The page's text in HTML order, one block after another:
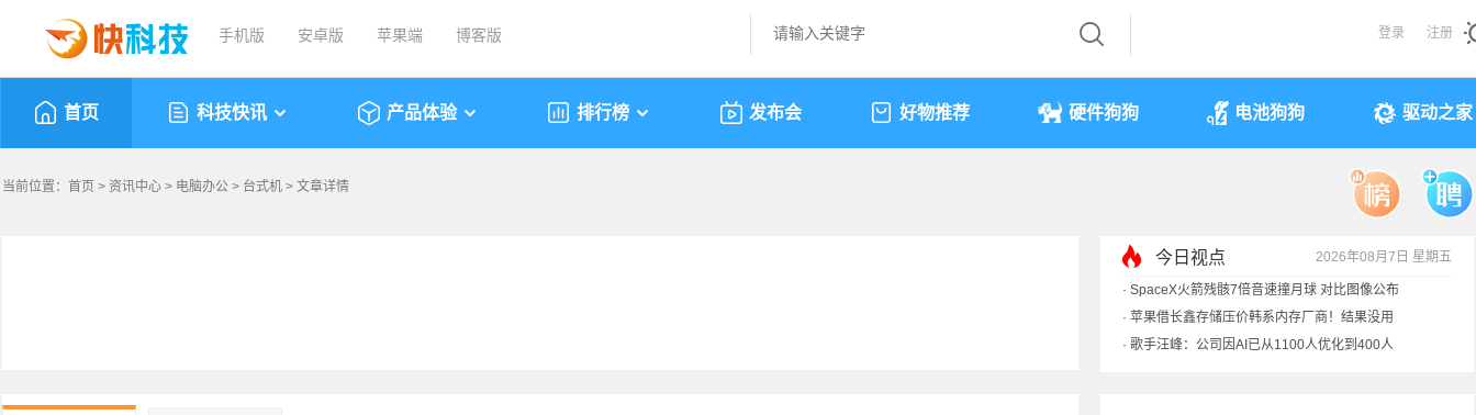
手机版 安卓版 苹果端 博客版 登录 注册
首页 科技快讯 产品体验 排行榜 发布会 好物推荐 硬件狗狗 电池狗狗 驱动之家
当前位置： 首页 > 资讯中心 > 电脑办公 > 台式机 > 文章详情
今日视点 2026年08月7日 星期五
· SpaceX火箭残骸7倍音速撞月球 对比图像公布
· 苹果借长鑫存储压价韩系内存厂商！结果没用
· 歌手汪峰：公司因AI已从1100人优化到400人